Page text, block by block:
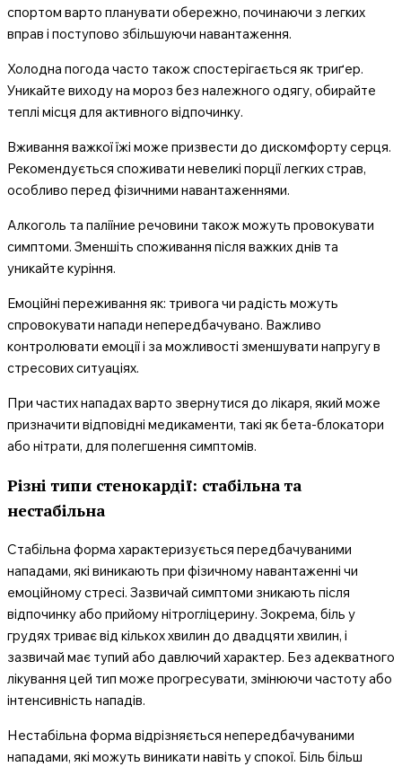
спортом варто планувати обережно, починаючи з легких
вправ і поступово збільшуючи навантаження.
Холодна погода часто також спостерігається як триґер.
Уникайте виходу на мороз без належного одягу, обирайте
теплі місця для активного відпочинку.
Вживання важкої їжі може призвести до дискомфорту серця.
Рекомендується споживати невеликі порції легких страв,
особливо перед фізичними навантаженнями.
Алкоголь та паліїние речовини також можуть провокувати
симптоми. Зменшіть споживання після важких днів та
уникайте куріння.
Емоційні переживання як: тривога чи радість можуть
спровокувати напади непередбачувано. Важливо
контролювати емоції і за можливості зменшувати напругу в
стресових ситуаціях.
При частих нападах варто звернутися до лікаря, який може
призначити відповідні медикаменти, такі як бета-блокатори
або нітрати, для полегшення симптомів.
Різні типи стенокардії: стабільна та
нестабільна
Стабільна форма характеризується передбачуваними
нападами, які виникають при фізичному навантаженні чи
емоційному стресі. Зазвичай симптоми зникають після
відпочинку або прийому нітрогліцерину. Зокрема, біль у
грудях триває від кількох хвилин до двадцяти хвилин, і
зазвичай має тупий або давлючий характер. Без адекватного
лікування цей тип може прогресувати, змінюючи частоту або
інтенсивність нападів.
Нестабільна форма відрізняється непередбачуваними
нападами, які можуть виникати навіть у спокої. Біль більш